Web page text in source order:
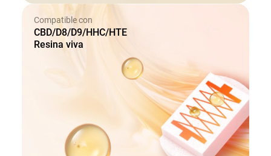
Compatible con
CBD/D8/D9/HHC/HTE
Resina viva